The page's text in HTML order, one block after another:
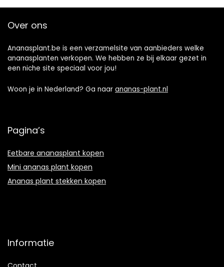
Over ons
Ananasplant.be is een verzamelsite van aanbieders welke
ananasplanten verkopen. We hebben ze bij elkaar gezet in
een niche site speciaal voor jou!
Woon je in Nederland? Ga naar ananas-plant.nl
Pagina’s
Eetbare ananasplant kopen
Mini ananas plant kopen
Ananas plant stekken kopen
Informatie